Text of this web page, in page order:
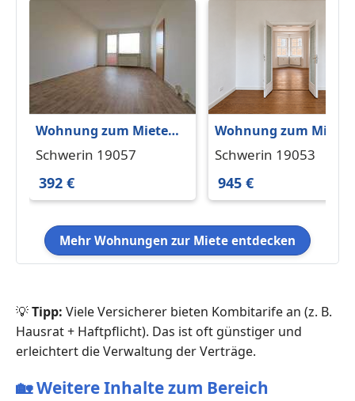
Wohnung zum Mieten
in Schwerin 392 € 56.42
Schwerin 19057
392 €
Wohnung zum Mieten
in Schwerin 945 € 80
Schwerin 19053
945 €
Mehr Wohnungen zur Miete entdecken
💡Tipp: Viele Versicherer bieten Kombitarife an (z. B.
Hausrat + Haftpflicht). Das ist oft günstiger und
erleichtert die Verwaltung der Verträge.
🏡Weitere Inhalte zum Bereich